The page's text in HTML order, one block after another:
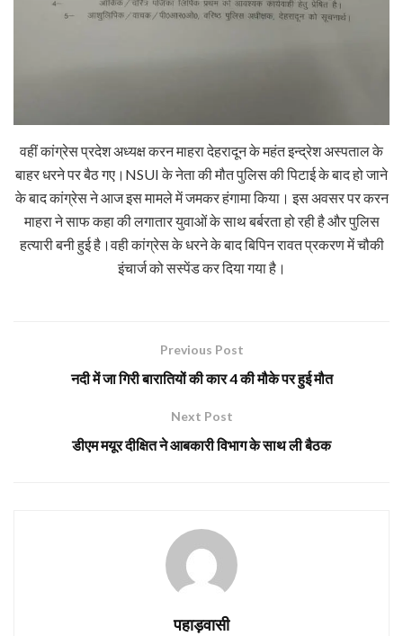
वहीं कांग्रेस प्रदेश अध्यक्ष करन माहरा देहरादून के महंत इन्द्रेश अस्पताल के
बाहर धरने पर बैठ गए।NSUI के नेता की मौत पुलिस की पिटाई के बाद हो जाने
के बाद कांग्रेस ने आज इस मामले में जमकर हंगामा किया। इस अवसर पर करन
माहरा ने साफ कहा की लगातार युवाओं के साथ बर्बरता हो रही है और पुलिस
हत्यारी बनी हुई है।वही कांग्रेस के धरने के बाद बिपिन रावत प्रकरण में चौकी
इंचार्ज को सस्पेंड कर दिया गया है।
Previous Post
नदी में जा गिरी बारातियों की कार 4 की मौके पर हुई मौत
Next Post
डीएम मयूर दीक्षित ने आबकारी विभाग के साथ ली बैठक
पहाड़वासी